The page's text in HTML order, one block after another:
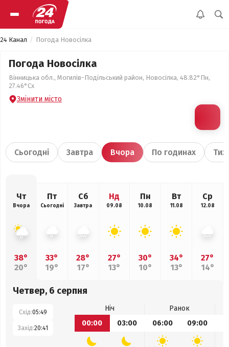
24 Канал Погода Новосілка
Погода Новосілка
Вінницька обл., Могилів-Подільський район, Новосілка, 48.82°Пн,
27.46°Сх
Змінити місто
Сьогодні Завтра Вчора По годинах
Чт
Вчора
38°
20°
Пт
Сьогодні
33°
19°
Сб
Завтра
28°
17°
Нд
09.08
27°
13°
Пн
10.08
30°
10°
Вт
11.08
34°
13°
Ср
12.08
27°
14°
Четвер, 6 серпня
Схід:05:49
Захід:20:41
Ніч
Ранок
00:00
03:00 06:00 09:00